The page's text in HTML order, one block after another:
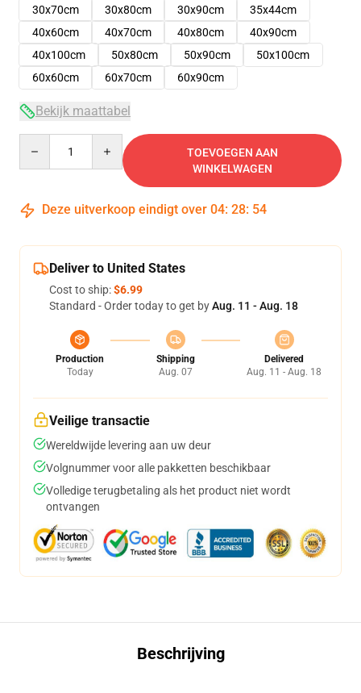
30x70cm
30x80cm 30x90cm
35x44cm
40x60cm
40x70cm 40x80cm
40x90cm
40x100cm
50x80cm 50x90cm
50x100cm
60x60cm
60x70cm 60x90cm
Bekijk maattabel
TOEVOEGEN AAN
WINKELWAGEN
Deze uitverkoop eindigt over 04: 28: 53
Deliver to United States
Cost to ship:$6.99
Standard - Order today to get byAug. 11 - Aug. 18
Production
Today
Shipping
Aug. 07
Delivered
Aug. 11 - Aug. 18
Veilige transactie
Wereldwijde levering aan uw deur
Volgnummer voor alle pakketten beschikbaar
Volledige terugbetaling als het product niet wordt
ontvangen
Beschrijving